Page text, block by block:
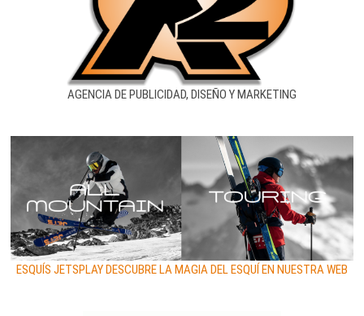
AGENCIA DE PUBLICIDAD, DISEÑO Y MARKETING
ESQUÍS JETSPLAY DESCUBRE LA MAGIA DEL ESQUÍ EN NUESTRA WEB